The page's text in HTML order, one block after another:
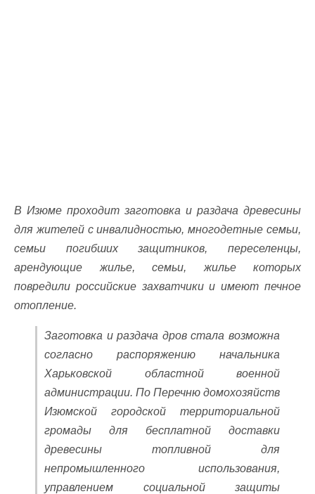
В Изюме проходит заготовка и раздача древесины
для жителей с инвалидностью, многодетные семьи,
семьи погибших защитников, переселенцы,
арендующие жилье, семьи, жилье которых
повредили российские захватчики и имеют печное
отопление.
Заготовка и раздача дров стала возможна
согласно распоряжению начальника
Харьковской областной военной
администрации. По Перечню домохозяйств
Изюмской городской территориальной
громады для бесплатной доставки
древесины топливной для
непромышленного использования,
управлением социальной защиты